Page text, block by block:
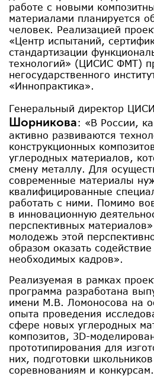
работе с новыми
материалами планируется
человек. Реализацией
«Центр испытаний,
стандартизации
технологий» (ЦИСИС ФМТ)
негосударственного
«Иннопрактика».
Генеральный директор
Шорникова: «В России,
активно развиваются
конструкционных
углеродных материалов,
смену металлу. Для
современные материалы
квалифицированные
работать с ними. Помимо
в инновационную
перспективных
молодежь этой
образом оказать
необходимых кадров».
Реализуемая в рамках
программа разработана
имени М.В. Ломоносова на
опыта проведения
сфере новых углеродных
композитов, 3D-
прототипирования для
них, подготовки
соревнованиям и конкурсам.